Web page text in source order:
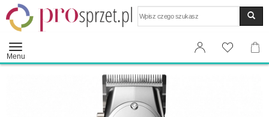
Menu